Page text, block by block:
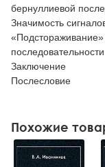
бернуллиевой
Значимость
«Подстораживание»
последовательности
Заключение
Послесловие
Похожие